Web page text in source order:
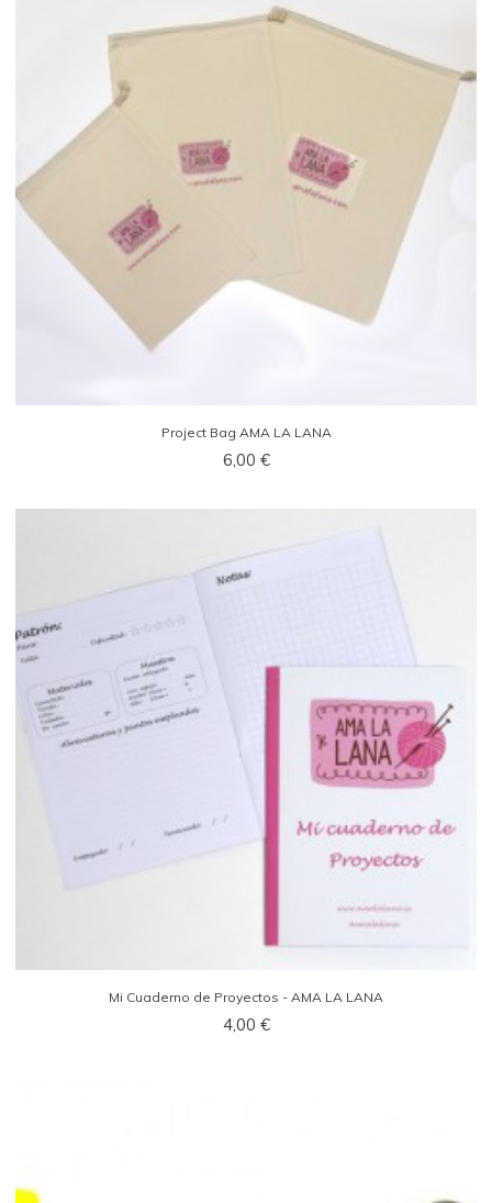
Project Bag AMA LA LANA
6,00 €
Mi Cuaderno de Proyectos - AMA LA LANA
4,00 €